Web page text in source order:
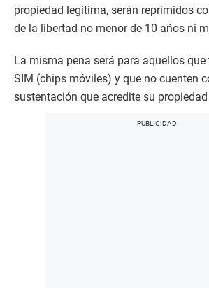
propiedad legítima, serán reprimidos
de la libertad no menor de 10 años ni
La misma pena será para aquellos
SIM (chips móviles) y que no cuenten
sustentación que acredite su